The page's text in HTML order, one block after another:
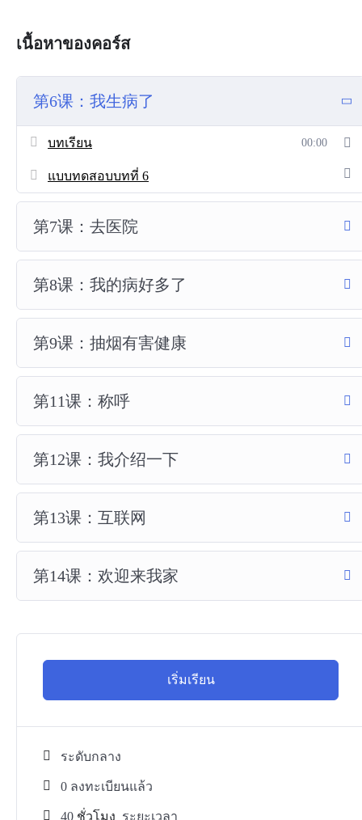
เนื้อหาของคอร์ส
第6课：我生病了
บทเรียน 00:00
แบบทดสอบบทที่ 6
第7课：去医院
第8课：我的病好多了
第9课：抽烟有害健康
第11课：称呼
第12课：我介绍一下
第13课：互联网
第14课：欢迎来我家
เริ่มเรียน
ระดับกลาง
0 ลงทะเบียนแล้ว
40 ชั่วโมง ระยะเวลา